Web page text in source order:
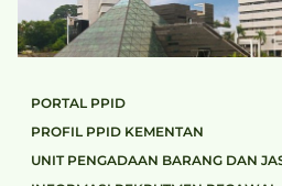
PORTAL PPID
PROFIL PPID KEMENTAN
UNIT PENGADAAN BARANG DAN